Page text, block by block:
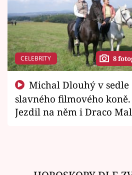
CELEBRITY 8
slavného filmového koně.
Jezdil na něm i Draco